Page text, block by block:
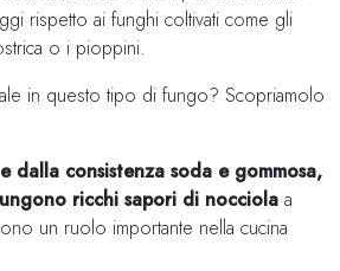
rispetto ai funghi coltivati ​​come gli
o i pioppini.
in questo tipo di fungo? Scopriamolo
dalla consistenza soda e gommosa,
ricchi sapori di nocciola a
un ruolo importante nella cucina